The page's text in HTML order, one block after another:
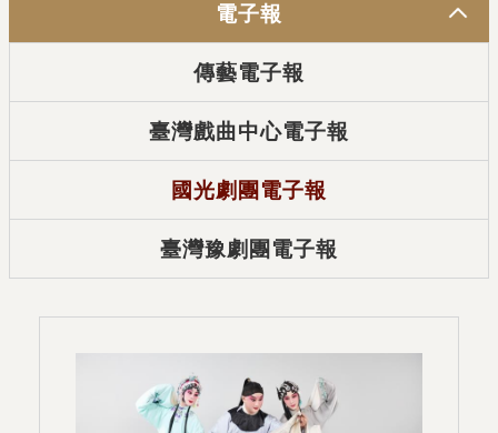
電子報
傳藝電子報
臺灣戲曲中心電子報
國光劇團電子報
臺灣豫劇團電子報